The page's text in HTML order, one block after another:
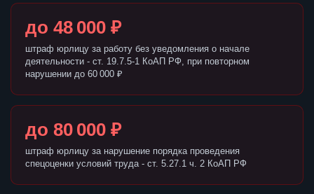
до 48 000 ₽
штраф юрлицу за работу без уведомления о начале
деятельности - ст. 19.7.5-1 КоАП РФ, при повторном
нарушении до 60 000 ₽
до 80 000 ₽
штраф юрлицу за нарушение порядка проведения
спецоценки условий труда - ст. 5.27.1 ч. 2 КоАП РФ